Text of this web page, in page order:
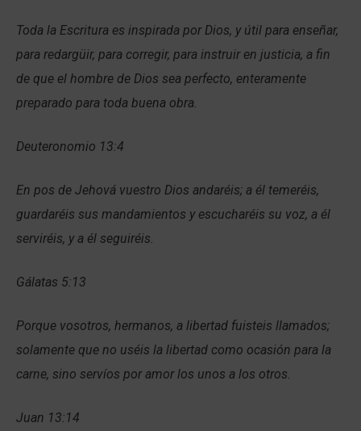
Toda la Escritura es inspirada por Dios, y útil para enseñar,
para redargüir, para corregir, para instruir en justicia, a fin
de que el hombre de Dios sea perfecto, enteramente
preparado para toda buena obra.
Deuteronomio 13:4
En pos de Jehová vuestro Dios andaréis; a él temeréis,
guardaréis sus mandamientos y escucharéis su voz, a él
serviréis, y a él seguiréis.
Gálatas 5:13
Porque vosotros, hermanos, a libertad fuisteis llamados;
solamente que no uséis la libertad como ocasión para la
carne, sino servíos por amor los unos a los otros.
Juan 13:14